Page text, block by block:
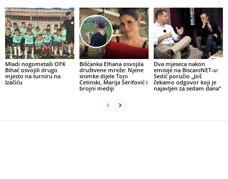
Mladi nogometaši OFK
Bihać osvojili drugo
mjesto na turniru na
Izačiću
Bišćanka Elhana osvojila
društvene mreže: Njene
snimke dijele Toni
Cetinski, Marija Šerifović i
brojni mediji
Dva mjeseca nakon
emisije na BiscaniNET-u:
Sedić poručio „Još
čekamo odgovor koji je
najavljen za sedam dana“